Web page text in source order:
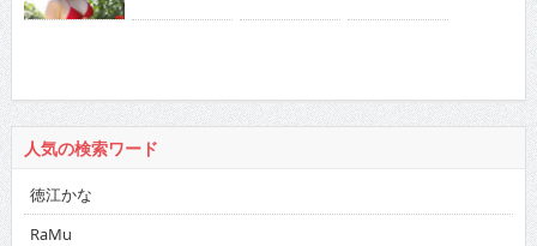
人気の検索ワード
徳江かな
RaMu